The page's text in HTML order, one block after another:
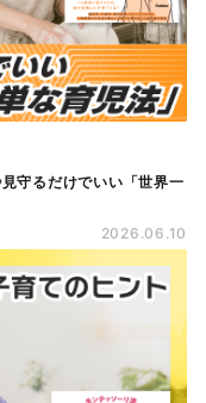
守るだけでいい「世界一
2026.06.10